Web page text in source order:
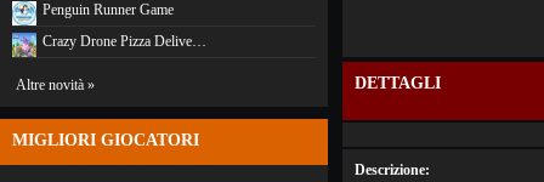
Penguin Runner Game
Crazy Drone Pizza Delive…
Altre novità »
MIGLIORI GIOCATORI
DETTAGLI
Descrizione: